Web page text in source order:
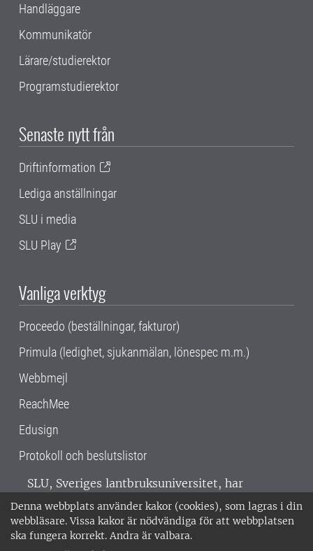
Denna webbplats använder kakor (cookies), som lagras i din
webbläsare. Vissa kakor är nödvändiga för att webbplatsen
ska fungera korrekt. Andra är valbara.
Handläggare
Kommunikatör
Lärare/studierektor
Programstudierektor
Senaste nytt från
Driftinformation
Lediga anställningar
SLU i media
SLU Play
Vanliga verktyg
Proceedo (beställningar, fakturor)
Primula (ledighet, sjukanmälan, lönespec m.m.)
Webbmejl
ReachMee
Edusign
Protokoll och beslutslistor
SLU, Sveriges lantbruksuniversitet, har
verksamhet över hela Sverige. Huvudorter är
Alnarp, Uppsala och Umeå.SLU är
miljöcertifierat enligt ISO 14001. •